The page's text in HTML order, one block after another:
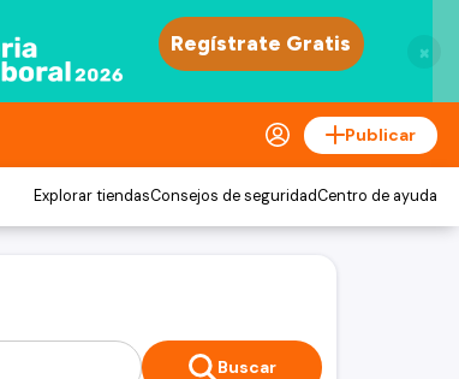
×
Publicar
Explorar tiendasConsejos de seguridadCentro de ayuda
Buscar